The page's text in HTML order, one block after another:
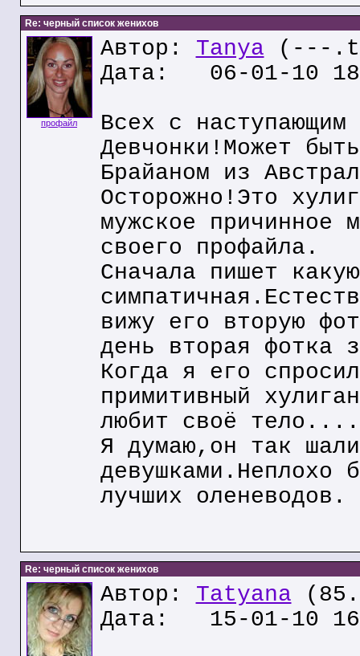
Re: черный список женихов
профайл
Автор: Tanya (---
Дата: 06-01-10
Всех с наступающим
Девчонки!Может
Брайаном из
Осторожно!Это
мужское причинное
своего профайла.
Сначала пишет
вижу его вторую
день вторая фотка
Когда я его
примитивный
любит своё тело....
Я думаю,он так
девушками.Неплохо
лучших оленеводов.
Re: черный список женихов
Автор: Tatyana
Дата: 15-01-10